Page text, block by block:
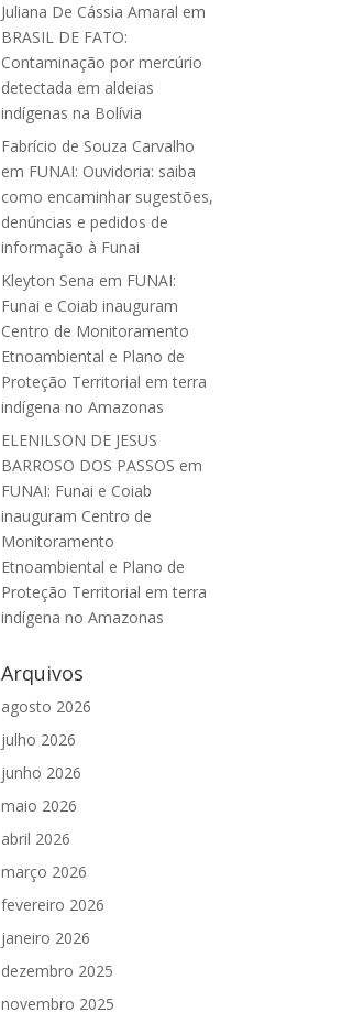
Juliana De Cássia Amaral em
BRASIL DE FATO:
Contaminação por mercúrio
detectada em aldeias
indígenas na Bolívia
Fabrício de Souza Carvalho
em FUNAI: Ouvidoria: saiba
como encaminhar sugestões,
denúncias e pedidos de
informação à Funai
Kleyton Sena em FUNAI:
Funai e Coiab inauguram
Centro de Monitoramento
Etnoambiental e Plano de
Proteção Territorial em terra
indígena no Amazonas
ELENILSON DE JESUS
BARROSO DOS PASSOS em
FUNAI: Funai e Coiab
inauguram Centro de
Monitoramento
Etnoambiental e Plano de
Proteção Territorial em terra
indígena no Amazonas
Arquivos
agosto 2026
julho 2026
junho 2026
maio 2026
abril 2026
março 2026
fevereiro 2026
janeiro 2026
dezembro 2025
novembro 2025